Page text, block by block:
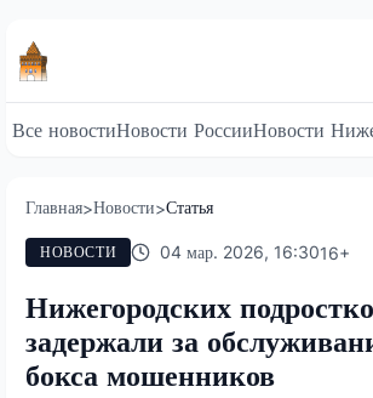
Все новостиНовости РоссииНовости
Главная>Новости>Статья
НОВОСТИ 04 мар. 2026, 16:3016+
Нижегородских
задержали за
бокса мошенников